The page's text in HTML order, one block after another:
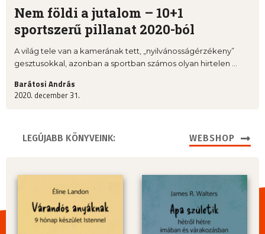
Nem földi a jutalom – 10+1
sportszerű pillanat 2020-ból
A világ tele van a kamerának tett, „nyilvánosságérzékeny”
gesztusokkal, azonban a sportban számos olyan hirtelen ...
Barátosi András
2020. december 31.
LEGÚJABB KÖNYVEINK: WEBSHOP